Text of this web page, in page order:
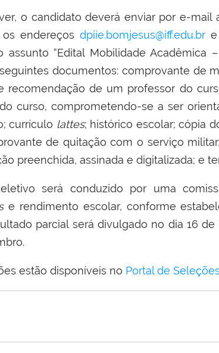
o candidato deverá enviar por e-
os endereçosdpiie.bomjesus@iff.edu.br e
assunto “Edital Mobilidade Acadêmica
documentos: comprovante de
recomendação de um professor do
curso, comprometendo-se a ser
currículo lattes; histórico escolar; cópia
de quitação com o serviço
preenchida, assinada e digitalizada; e
será conduzido por uma
e rendimento escolar, conforme
parcial será divulgado no dia 16
estão disponíveis no Portal de Seleções